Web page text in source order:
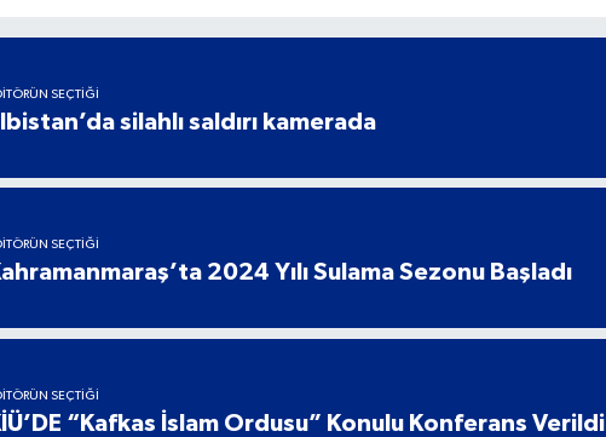
SEÇTIĞI
silahlı saldırı kamerada
SEÇTIĞI
2024 Yılı Sulama Sezonu Başladı
SEÇTIĞI
“Kafkas İslam Ordusu” Konulu Konferans Verildi